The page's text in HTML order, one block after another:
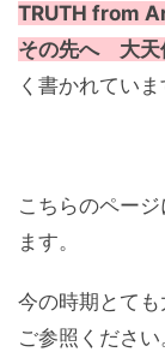
TRUTH from
その先へ 大天
く書かれていま
こちらのペー
ます。
今の時期とて
ご参照ください